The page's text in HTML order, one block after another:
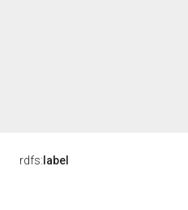
rdfs: label